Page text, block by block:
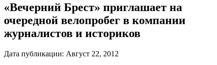
«Вечерний Брест» приглашает на
очередной велопробег в компании
журналистов и историков
Дата публикации: Август 22, 2012